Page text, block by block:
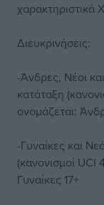
χαρακτηριστικά
Διευκρινήσεις:
-Άνδρες, Νέοι
κατάταξη
ονομάζεται:
-Γυναίκες και
(κανονισμοί UCI
Γυναίκες 17+